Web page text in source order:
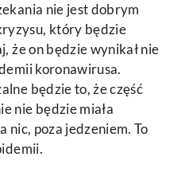
nie jest dobrym
który będzie
że on będzie wynikał nie
koronawirusa.
będzie to, że część
nie będzie miała
nic, poza jedzeniem. To